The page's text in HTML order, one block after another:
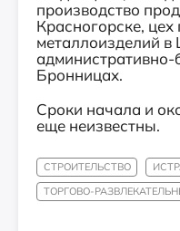
производство
Красногорске, цех
металлоизделий
Бронницах.
Сроки начала и
еще неизвестны.
СТРОИТЕЛЬСТВО
ТОРГОВО-